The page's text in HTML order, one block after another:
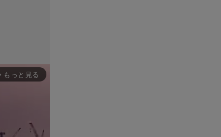
もっと見る